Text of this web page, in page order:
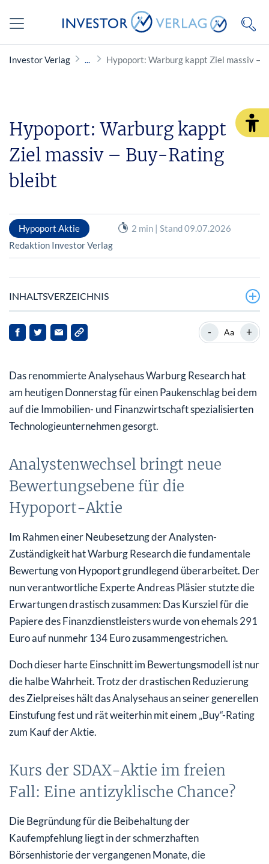
Investor Verlag Hypoport: Warburg kappt Ziel massiv –
Hypoport: Warburg kappt
Ziel massiv – Buy-Rating
bleibt
Hypoport Aktie
2 min | Stand 09.07.2026
Redaktion Investor Verlag
INHALTSVERZEICHNIS
Analystenwechsel bringt neue Bewertungsebene für die
Hypoport-Aktie
Chance?
Fazit für internationale Anleger: Überwiegt das
Aufwärtspotenzial?
- Aa +
Das renommierte Analysehaus Warburg Research hat
am heutigen Donnerstag für einen Paukenschlag bei dem
auf die Immobilien- und Finanzwirtschaft spezialisierten
Technologieunternehmen gesorgt.
Analystenwechsel bringt neue
Bewertungsebene für die
Hypoport-Aktie
Im Rahmen einer Neubesetzung der Analysten-
Zuständigkeit hat Warburg Research die fundamentale
Bewertung von Hypoport grundlegend überarbeitet. Der
nun verantwortliche Experte Andreas Pläsier stutzte die
Erwartungen drastisch zusammen: Das Kursziel für die
Papiere des Finanzdienstleisters wurde von ehemals 291
Euro auf nunmehr 134 Euro zusammengestrichen.
Doch dieser harte Einschnitt im Bewertungsmodell ist nur
die halbe Wahrheit. Trotz der drastischen Reduzierung
des Zielpreises hält das Analysehaus an seiner generellen
Einstufung fest und rät weiterhin mit einem „Buy“-Rating
zum Kauf der Aktie.
Kurs der SDAX-Aktie im freien
Fall: Eine antizyklische Chance?
Die Begründung für die Beibehaltung der
Kaufempfehlung liegt in der schmerzhaften
Börsenhistorie der vergangenen Monate, die